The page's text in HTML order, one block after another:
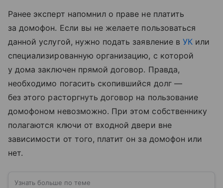
Ранее эксперт напомнил о праве не платить
за домофон. Если вы не желаете пользоваться
данной услугой, нужно подать заявление в УК или
специализированную организацию, с которой
у дома заключен прямой договор. Правда,
необходимо погасить скопившийся долг —
без этого расторгнуть договор на пользование
домофоном невозможно. При этом собственнику
полагаются ключи от входной двери вне
зависимости от того, платит он за домофон или
нет.
Узнать больше по теме